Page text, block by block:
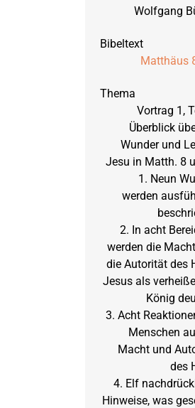
Wolfgang
Matthäus
Vortrag 1,
Überblick
Wunder und
Jesu in Matth. 8
1. Neun
werden
2. In acht
werden die
die Autorität des
Jesus als
König
3. Acht
Menschen
Macht und
des
4. Elf
Hinweise, was